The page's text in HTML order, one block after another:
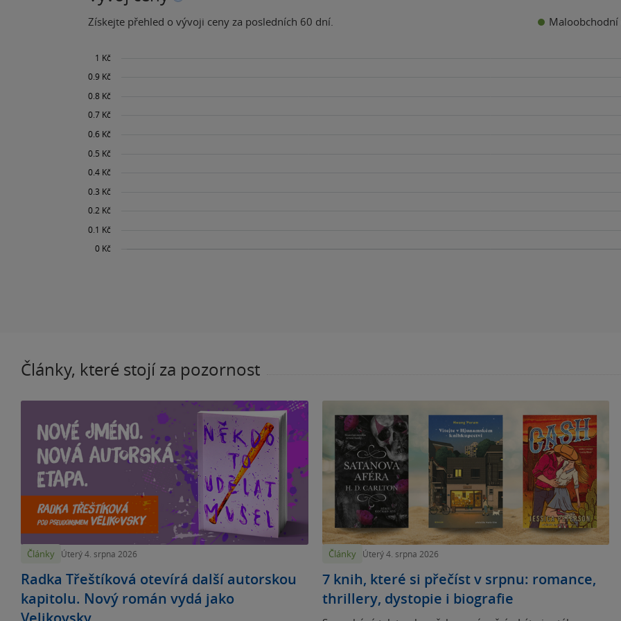
Získejte přehled o vývoji ceny za posledních 60 dní. Maloobchodní
Články, které stojí za pozornost
Články Úterý 4. srpna 2026
Radka Třeštíková otevírá další autorskou
kapitolu. Nový román vydá jako
Články Úterý 4. srpna 2026
7 knih, které si přečíst v srpnu: romance,
thrillery, dystopie i biografie